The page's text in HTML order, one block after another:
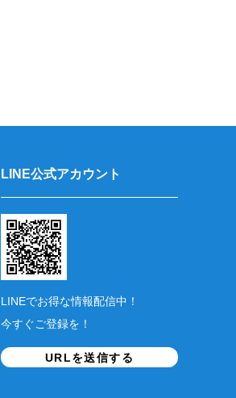
LINE公式アカウント
LINEでお得な情報配信中！
今すぐご登録を！
URLを送信する